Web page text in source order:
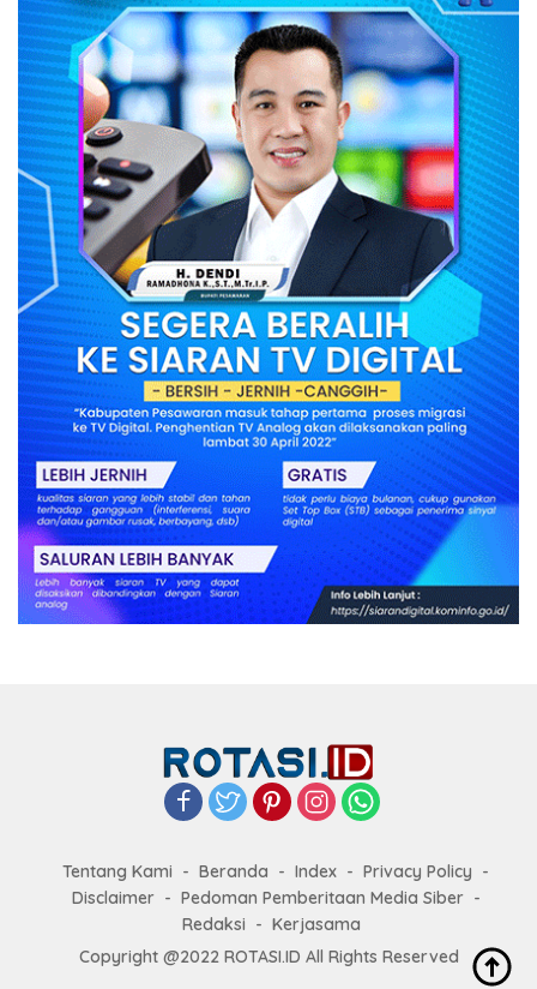
Tentang Kami Beranda Index
Privacy Policy
Disclaimer
Pedoman Pemberitaan Media Siber
Redaksi
Kerjasama
Copyright @2022 ROTASI.ID All Rights Reserved